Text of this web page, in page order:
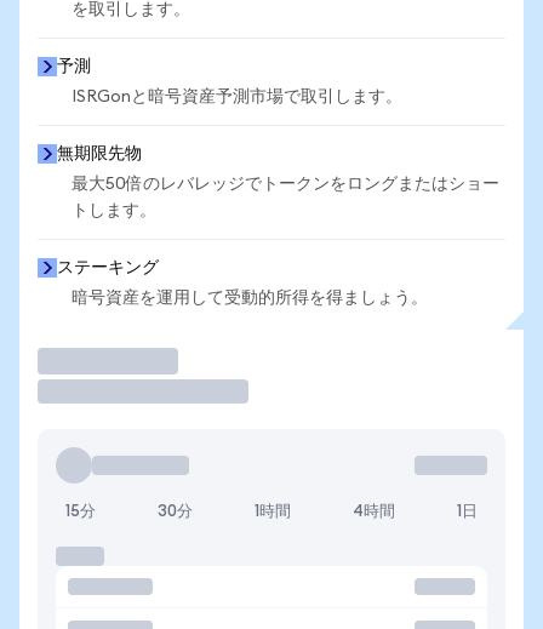
を取引します。
予測
ISRGonと暗号資産予測市場で取引します。
無期限先物
最大50倍のレバレッジでトークンをロングまたはショー
トします。
ステーキング
暗号資産を運用して受動的所得を得ましょう。
15分 30分 1時間 4時間 1日